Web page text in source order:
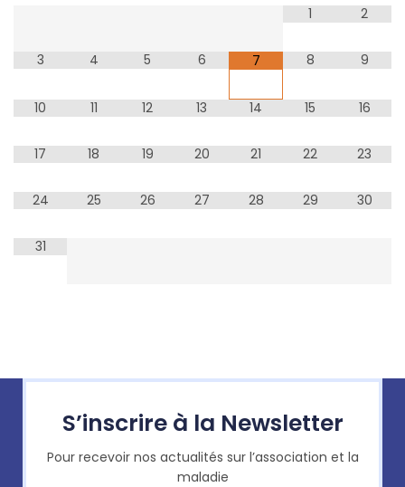
1
2
3 4 5 6 7 8 9
10 11 12 13 14 15 16
17 18 19 20 21 22 23
24 25 26 27 28 29 30
31
S’inscrire à la Newsletter
Pour recevoir nos actualités sur l’association et la
maladie